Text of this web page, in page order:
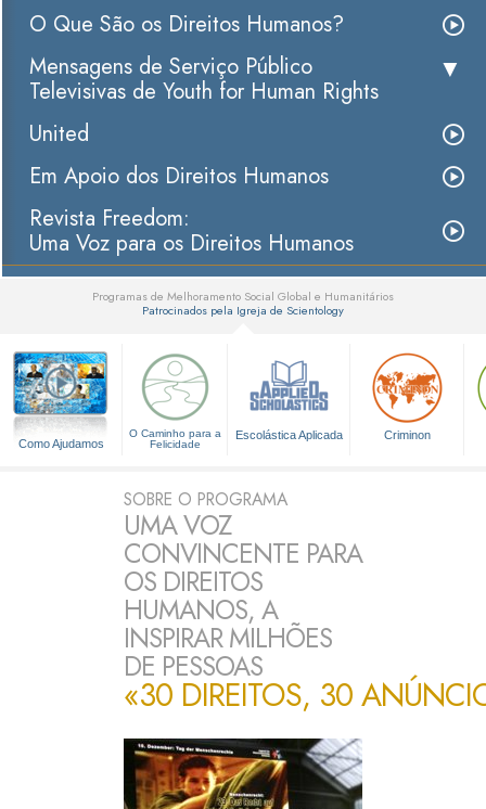
O Que São os Direitos Humanos?
Mensagens de Serviço Público
Televisivas de Youth for Human Rights
United
Em Apoio dos Direitos Humanos
Revista Freedom:
Uma Voz para os Direitos Humanos
Programas de Melhoramento Social Global e Humanitários
Patrocinados pela Igreja de Scientology
Como Ajudamos
O Caminho para a
Felicidade
Escolástica Aplicada Criminon
SOBRE O PROGRAMA
UMA VOZ
CONVINCENTE PARA
OS DIREITOS
HUMANOS, A
INSPIRAR MILHÕES
DE PESSOAS
«30 DIREITOS, 30